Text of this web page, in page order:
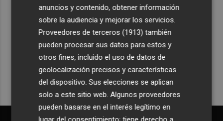
Recibe toda la actualidad de
Plaza Podcast en tu correo
Quiero suscribirme
anuncios y contenido, obtener información
sobre la audiencia y mejorar los servicios.
Proveedores de terceros (1913) también
pueden procesar sus datos para estos y
otros fines, incluido el uso de datos de
geolocalización precisos y características
del dispositivo. Sus elecciones se aplican
solo a este sitio web. Algunos proveedores
pueden basarse en el interés legítimo en